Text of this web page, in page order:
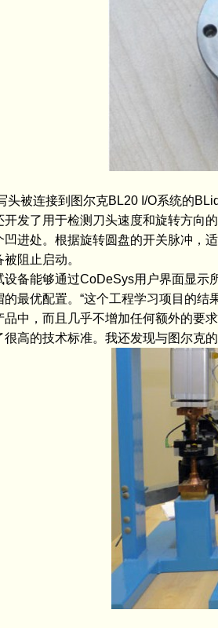
头被连接到图尔克BL20 I/O系统的
开发了用于检测刀头速度和旋转方向
凹进处。根据旋转圆盘的开关脉冲，
阻止启动。
设备能够通过CoDeSys用户界面显示
的最优配置。“这个工程学习项目的
品中，而且几乎不增加任何额外的要
很高的技术标准。我还发现与图尔克